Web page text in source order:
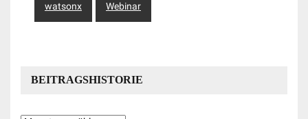
watsonx Webinar
BEITRAGSHISTORIE